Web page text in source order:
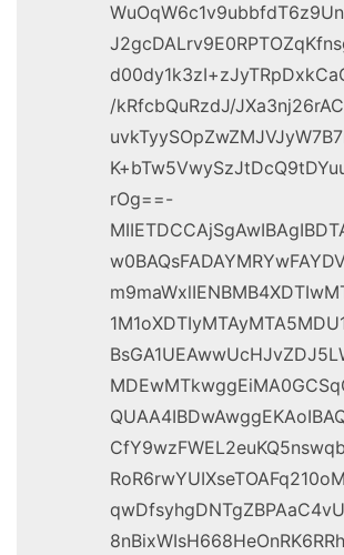
/kRfcbQuRzdJ/
rOg==-